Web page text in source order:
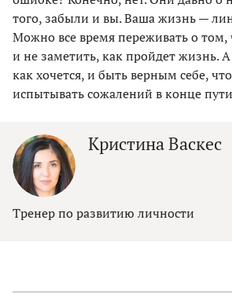
того, забыли и вы. Ваша жизнь —
Можно все время переживать о том,
и не заметить, как пройдет жизнь.
как хочется, и быть верным себе,
испытывать сожалений в конце
Кристина Васкес
Тренер по развитию личности